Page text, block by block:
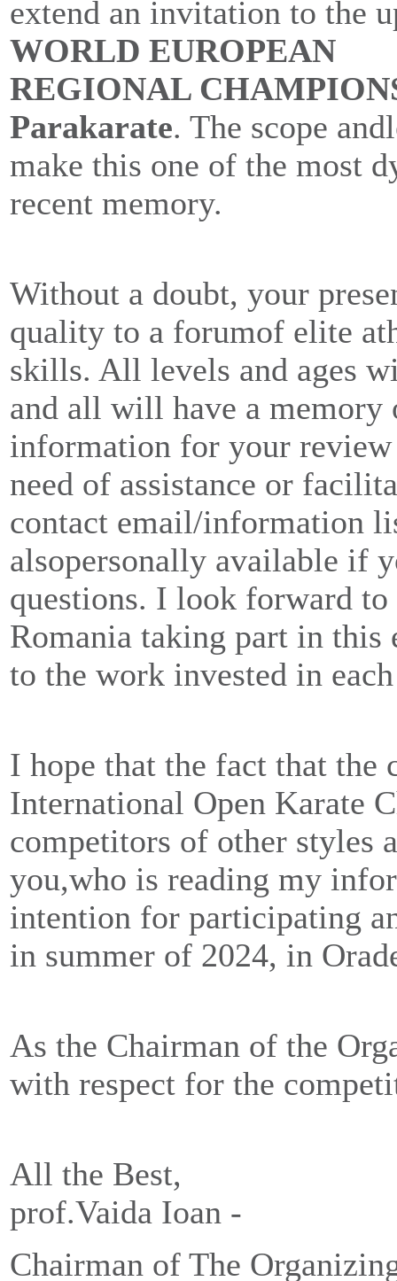
extend an invitation to the
WORLD EUROPEAN
REGIONAL
Parakarate. The scope
make this one of the most
recent memory.
Without a doubt, your
quality to a forumof elite
skills. All levels and ages
and all will have a memory
information for your
need of assistance or
contact email/information
alsopersonally available if
questions. I look forward
Romania taking part in this
to the work invested in
I hope that the fact that the
International Open Karate
competitors of other styles
you,who is reading my
intention for participating
in summer of 2024, in
As the Chairman of the
with respect for the
All the Best,
prof.Vaida Ioan -
Chairman of The